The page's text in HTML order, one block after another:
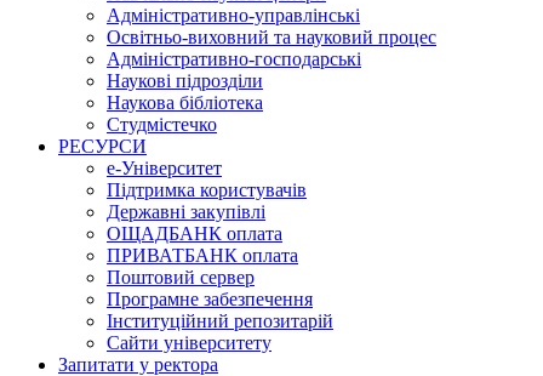
Адміністративно-управлінські
Освітньо-виховний та науковий процес
Адміністративно-господарські
Наукові підрозділи
Наукова бібліотека
Студмістечко
РЕСУРСИ
е-Університет
Підтримка користувачів
Державні закупівлі
ОЩАДБАНК оплата
ПРИВАТБАНК оплата
Поштовий сервер
Програмне забезпечення
Інституційний репозитарій
Сайти університету
Запитати у ректора